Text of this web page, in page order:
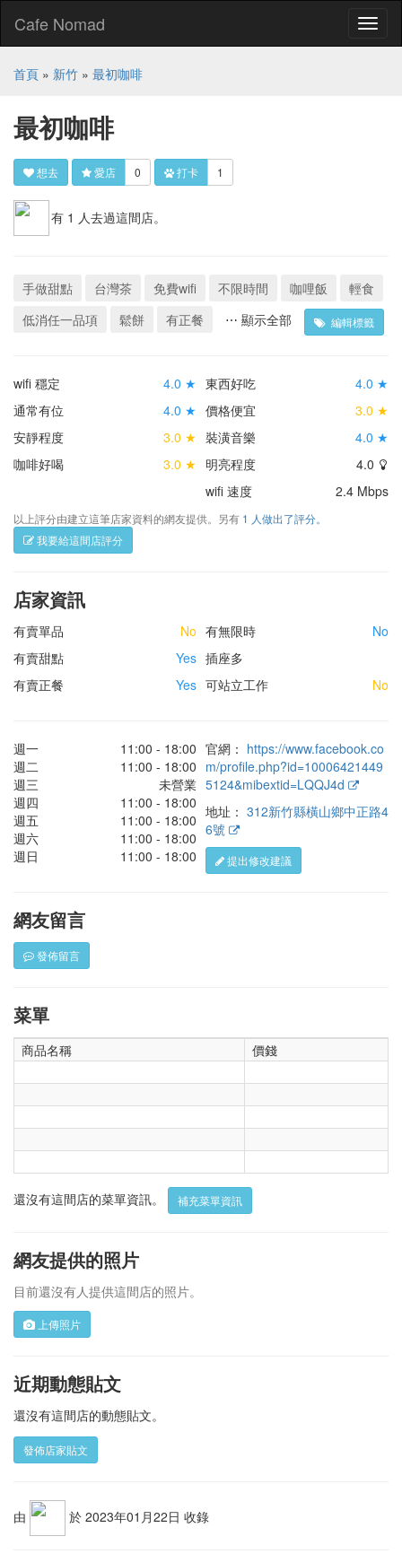
Cafe Nomad
首頁 » 新竹 » 最初咖啡
最初咖啡
想去 愛店 0 打卡 1
有 1 人去過這間店。
手做甜點 台灣茶 免費wifi 不限時間 咖哩飯
輕食
低消任一品項
鬆餅 有正餐 ⋯ 顯示全部 編輯標籤
wifi 穩定
4.0 ★
通常有位
4.0 ★
安靜程度
3.0 ★
咖啡好喝
3.0 ★
東西好吃
4.0 ★
價格便宜
3.0 ★
裝潢音樂
4.0 ★
明亮程度
4.0
wifi 速度
2.4 Mbps
以上評分由建立這筆店家資料的網友提供。另有 1 人做出了評分。
我要給這間店評分
店家資訊
有賣單品
No
有賣甜點
Yes
有賣正餐
Yes
有無限時
No
插座多
可站立工作
No
週一
11:00 - 18:00
週二
11:00 - 18:00
週三
未營業
週四
11:00 - 18:00
週五
11:00 - 18:00
週六
11:00 - 18:00
週日
11:00 - 18:00
官網： https://www.facebook.co
m/profile.php?id=10006421449
5124&mibextid=LQQJ4d
地址： 312新竹縣橫山鄉中正路4
6號
提出修改建議
網友留言
發佈留言
菜單
商品名稱 價錢
還沒有這間店的菜單資訊。 補充菜單資訊
網友提供的照片
目前還沒有人提供這間店的照片。
上傳照片
近期動態貼文
還沒有這間店的動態貼文。
發佈店家貼文
由 於 2023年01月22日 收錄